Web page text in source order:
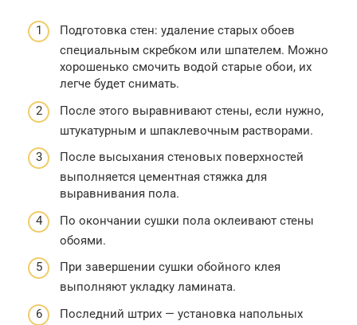
Подготовка стен: удаление старых обоев
специальным скребком или шпателем. Можно
хорошенько смочить водой старые обои, их
легче будет снимать.
После этого выравнивают стены, если нужно,
штукатурным и шпаклевочным растворами.
После высыхания стеновых поверхностей
выполняется цементная стяжка для
выравнивания пола.
По окончании сушки пола оклеивают стены
обоями.
При завершении сушки обойного клея
выполняют укладку ламината.
Последний штрих — установка напольных